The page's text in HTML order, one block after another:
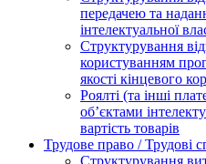
передачею та
інтелектуальної
Структурування
користуванням
якості кінцевого
Роялті (та інші
об’єктами
вартість товарів
Трудове право / Трудові